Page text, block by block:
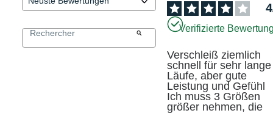
4
Verifizierte
Verschleiß ziemlich
schnell für sehr lange
Läufe, aber gute
Leistung und Gefühl
Ich muss 3 Größen
größer nehmen, die